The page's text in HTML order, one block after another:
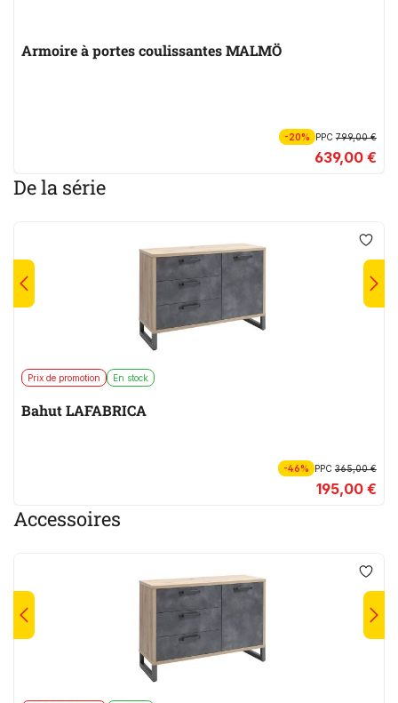
Armoire à portes coulissantes MALMÖ
-20% PPC799,00 €
639,00 €
De la série
Prix de promotion En stock
Bahut LAFABRICA
-46% PPC365,00 €
195,00 €
Accessoires